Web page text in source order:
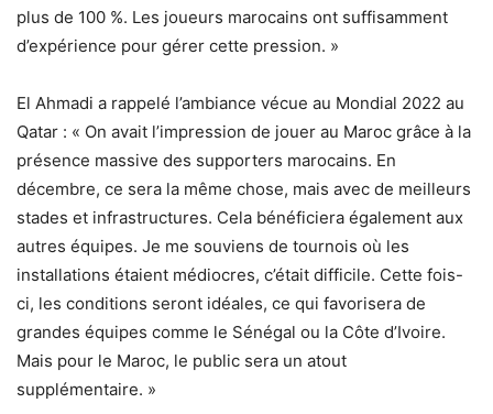
plus de 100 %. Les joueurs marocains ont suffisamment
d’expérience pour gérer cette pression. »
El Ahmadi a rappelé l’ambiance vécue au Mondial 2022 au
Qatar : « On avait l’impression de jouer au Maroc grâce à la
présence massive des supporters marocains. En
décembre, ce sera la même chose, mais avec de meilleurs
stades et infrastructures. Cela bénéficiera également aux
autres équipes. Je me souviens de tournois où les
installations étaient médiocres, c’était difficile. Cette fois-
ci, les conditions seront idéales, ce qui favorisera de
grandes équipes comme le Sénégal ou la Côte d’Ivoire.
Mais pour le Maroc, le public sera un atout
supplémentaire. »